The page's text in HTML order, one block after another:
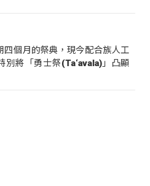
四個月的祭典，現今配合族人工
別將「勇士祭(Ta‘avala)」凸顯